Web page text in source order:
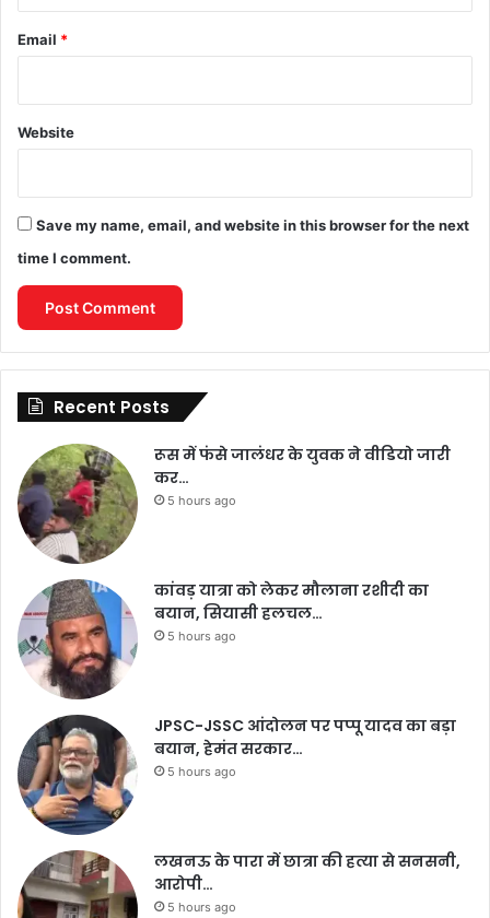
Email *
Website
Save my name, email, and website in this browser for the next
time I comment.
Recent Posts
रूस में फंसे जालंधर के युवक ने वीडियो जारी
कर…
5 hours ago
कांवड़ यात्रा को लेकर मौलाना रशीदी का
बयान, सियासी हलचल…
5 hours ago
JPSC-JSSC आंदोलन पर पप्पू यादव का बड़ा
बयान, हेमंत सरकार…
5 hours ago
लखनऊ के पारा में छात्रा की हत्या से सनसनी,
आरोपी…
5 hours ago